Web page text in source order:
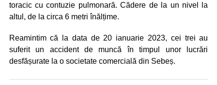
toracic cu contuzie pulmonară. Cădere de la un nivel la
altul, de la circa 6 metri înălțime.
Reamintim că la data de 20 ianuarie 2023, cei trei au
suferit un accident de muncă în timpul unor lucrări
desfășurate la o societate comercială din Sebeș.